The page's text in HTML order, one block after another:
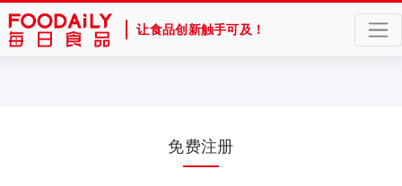
让食品创新触手可及！
免费注册